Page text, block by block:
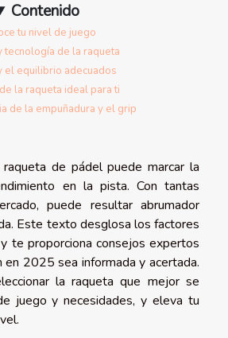
Contenido
tu nivel de juego
tecnología de la raqueta
el equilibrio adecuados
la raqueta ideal para ti
de la empuñadura y el grip
de pádel puede marcar la
en la pista. Con tantas
puede resultar abrumador
Este texto desglosa los factores
te proporciona consejos expertos
en 2025 sea informada y acertada.
la raqueta que mejor se
juego y necesidades, y eleva tu